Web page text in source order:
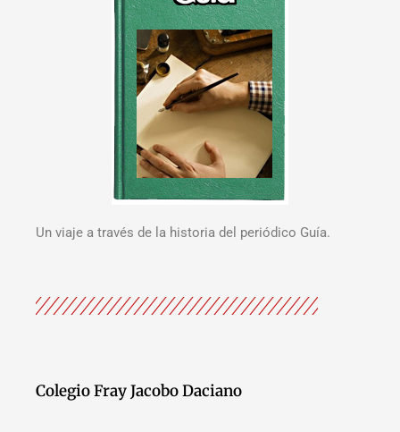
Un viaje a través de la historia del periódico Guía.
Colegio Fray Jacobo Daciano